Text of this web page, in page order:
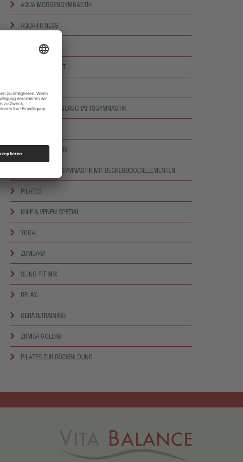
AQUA MORGENGYMNASTIK
AQUA FITNESS
AQUA ZUMBA®
AQUA RÜCKENFIT
AQUA SCHWANGERSCHAFTSGYMNASTIK
BAUCH & RÜCKEN
WIRBELSÄULENGYMNASTIK MIT BECKENBODENELEMENTEN
PILATES
KNIE & VENEN SPEZIAL
YOGA
ZUMBA®
SLING FIT MIX
RELAX
GERÄTETRAINING
ZUMBA GOLD®
PILATES ZUR RÜCKBILDUNG